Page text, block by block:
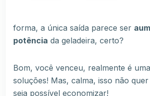
forma, a única saída parece ser
potência da geladeira, certo?
Bom, você venceu, realmente é
soluções! Mas, calma, isso não
seja possível economizar!